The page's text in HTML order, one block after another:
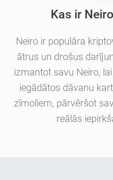
Kas ir
Neiro ir populāra
ātrus un drošus
izmantot savu Neiro,
iegādātos dāvanu
zīmoliem, pārvēršot
reālās